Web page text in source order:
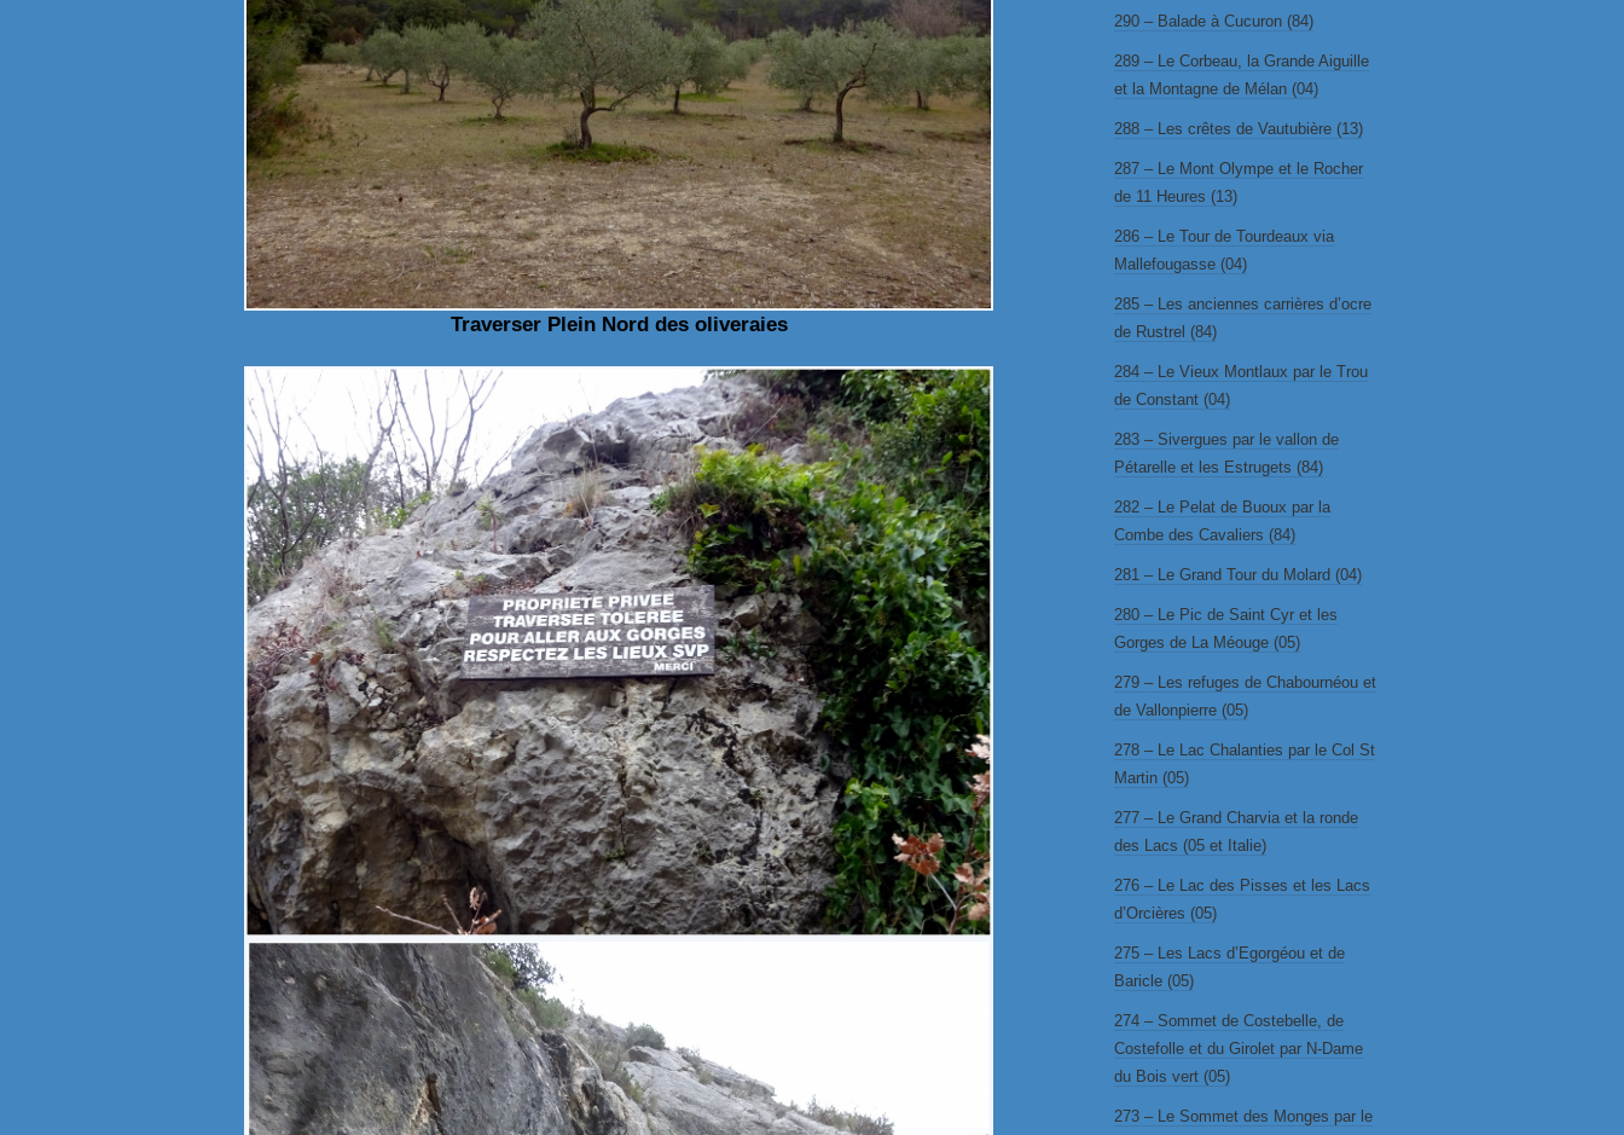
Traverser Plein Nord des oliveraies
290 – Balade à Cucuron (84)
289 – Le Corbeau, la Grande Aiguille
et la Montagne de Mélan (04)
288 – Les crêtes de Vautubière (13)
287 – Le Mont Olympe et le Rocher
de 11 Heures (13)
286 – Le Tour de Tourdeaux via
Mallefougasse (04)
285 – Les anciennes carrières d’ocre
de Rustrel (84)
284 – Le Vieux Montlaux par le Trou
de Constant (04)
283 – Sivergues par le vallon de
Pétarelle et les Estrugets (84)
282 – Le Pelat de Buoux par la
Combe des Cavaliers (84)
281 – Le Grand Tour du Molard (04)
280 – Le Pic de Saint Cyr et les
Gorges de La Méouge (05)
279 – Les refuges de Chabournéou et
de Vallonpierre (05)
278 – Le Lac Chalanties par le Col St
Martin (05)
277 – Le Grand Charvia et la ronde
des Lacs (05 et Italie)
276 – Le Lac des Pisses et les Lacs
d’Orcières (05)
275 – Les Lacs d’Egorgéou et de
Baricle (05)
274 – Sommet de Costebelle, de
Costefolle et du Girolet par N-Dame
du Bois vert (05)
273 – Le Sommet des Monges par le